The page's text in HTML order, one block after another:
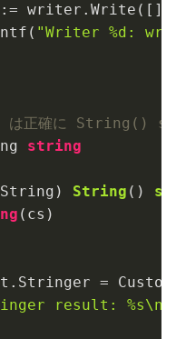
writer.Write([]
"Writer %d:
正確に String()
string
String ()
(cs)
=
result: %s\n"